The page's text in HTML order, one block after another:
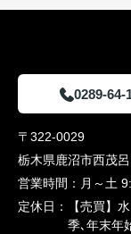
0289-64-
〒322-0029
栃木県鹿沼市西茂
営業時間： 月～土
定休日：
【売買】
季､年末年